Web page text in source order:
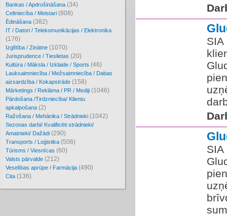
Bankas / Apdrošināšana (34)
Celtniecība / Meistari (808)
Ēdināšana (382)
IT / Datori / Telekomunikācijas / Elektronika
(176)
Izglītība / Zinātne (1070)
Jurisprudence / Tieslietas (20)
Kultūra / Māksla / Izklaide / Sports (46)
Lauksaimniecība / Mežsaimniecība / Dabas
aizsardzība / Kokapstrāde (158)
Mārketings / Reklāma / PR / Mediji (1046)
Pārdošana /Tirdzniecība/ Klientu
apkalpošana (2)
Ražošana / Mehānika / Strādnieki (1042)
Sezonas darbi/ Kvalificēti strādnieki/
Amatnieki/ Dažādi (290)
Transports / Loģistika (506)
Tūrisms / Viesnīcas (60)
Valsts pārvalde (212)
Veselības aprūpe / Farmācija (490)
Cita (136)
SIA
SIA